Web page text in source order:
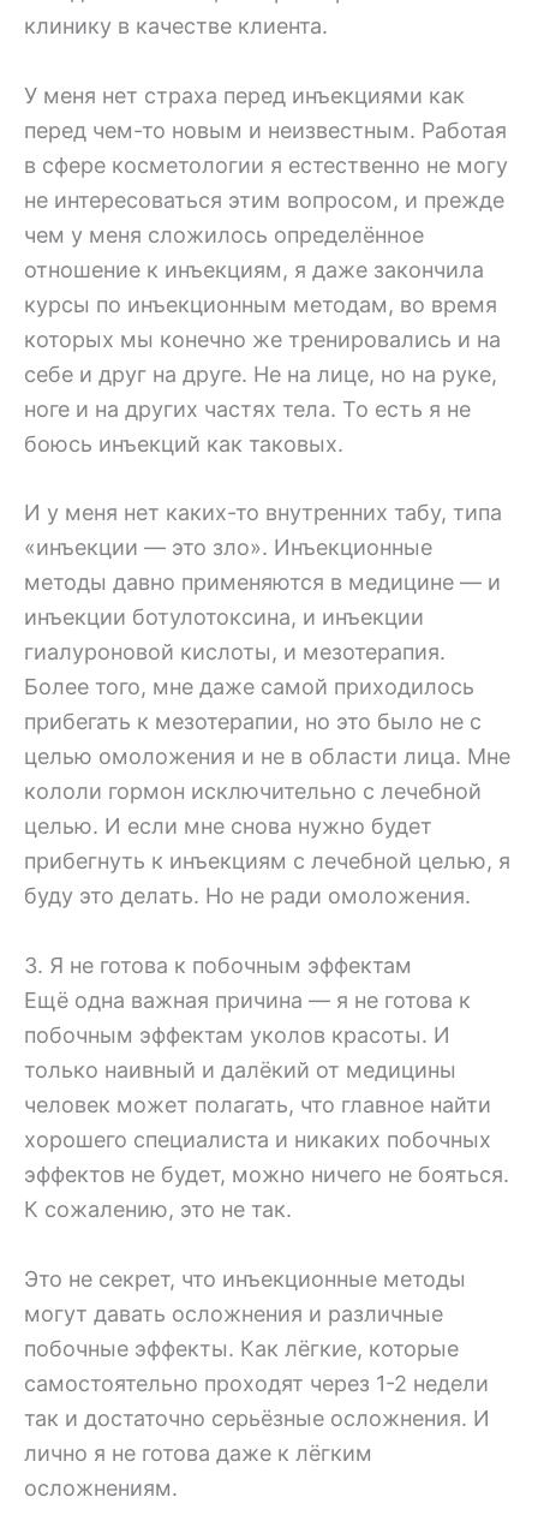
клинику в качестве клиента.
У меня нет страха перед инъекциями как
перед чем-то новым и неизвестным. Работая
в сфере косметологии я естественно не могу
не интересоваться этим вопросом, и прежде
чем у меня сложилось определённое
отношение к инъекциям, я даже закончила
курсы по инъекционным методам, во время
которых мы конечно же тренировались и на
себе и друг на друге. Не на лице, но на руке,
ноге и на других частях тела. То есть я не
боюсь инъекций как таковых.
И у меня нет каких-то внутренних табу, типа
«инъекции — это зло». Инъекционные
методы давно применяются в медицине — и
инъекции ботулотоксина, и инъекции
гиалуроновой кислоты, и мезотерапия.
Более того, мне даже самой приходилось
прибегать к мезотерапии, но это было не с
целью омоложения и не в области лица. Мне
кололи гормон исключительно с лечебной
целью. И если мне снова нужно будет
прибегнуть к инъекциям с лечебной целью, я
буду это делать. Но не ради омоложения.
3. Я не готова к побочным эффектам
Ещё одна важная причина — я не готова к
побочным эффектам уколов красоты. И
только наивный и далёкий от медицины
человек может полагать, что главное найти
хорошего специалиста и никаких побочных
эффектов не будет, можно ничего не бояться.
К сожалению, это не так.
Это не секрет, что инъекционные методы
могут давать осложнения и различные
побочные эффекты. Как лёгкие, которые
самостоятельно проходят через 1-2 недели
так и достаточно серьёзные осложнения. И
лично я не готова даже к лёгким
осложнениям.